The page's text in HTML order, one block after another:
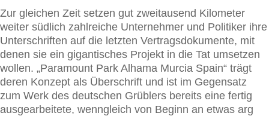
Zur gleichen Zeit setzen gut zweitausend Kilometer
weiter südlich zahlreiche Unternehmer und Politiker ihre
Unterschriften auf die letzten Vertragsdokumente, mit
denen sie ein gigantisches Projekt in die Tat umsetzen
wollen. „Paramount Park Alhama Murcia Spain“ trägt
deren Konzept als Überschrift und ist im Gegensatz
zum Werk des deutschen Grüblers bereits eine fertig
ausgearbeitete, wenngleich von Beginn an etwas arg